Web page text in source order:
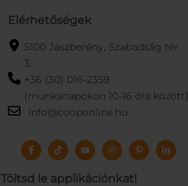
Elérhetőségek
5100 Jászberény, Szabadság tér
3.
+36 (30) 016-2359
(munkanapokon 10-16 óra között)
info@cooponline.hu
Töltsd le applikációnkat!